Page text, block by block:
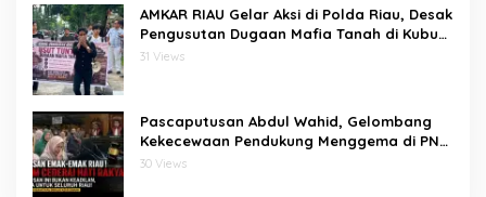
AMKAR RIAU Gelar Aksi di Polda Riau, Desak
Pengusutan Dugaan Mafia Tanah di Kubu
Babussalam, Kabupaten Rokan Hilir
31 Views
Pascaputusan Abdul Wahid, Gelombang
Kekecewaan Pendukung Menggema di PN
Pekanbaru: “Kami Akan Terus Mencari
30 Views